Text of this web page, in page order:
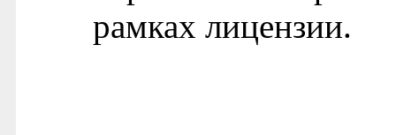
рамках лицензии.